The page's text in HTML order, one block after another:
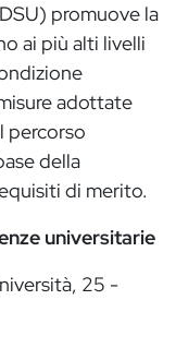
promuove la
ai più alti livelli
adottate
percorso
della
di merito.
universitarie
25 -